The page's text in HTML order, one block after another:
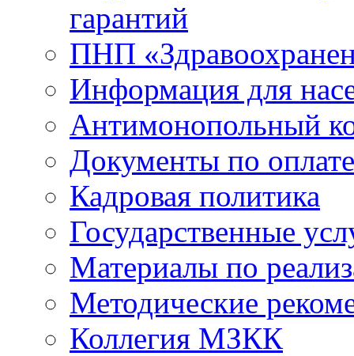
гарантий
ПНП
Информация для
Антимонопольный
Документы по
Кадровая политика
Государственные
Материалы по
Методические
Коллегия МЗКК